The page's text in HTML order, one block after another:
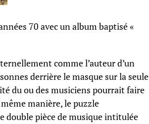
70 avec un album baptisé «
comme l’auteur d’un
derrière le masque sur la seule
du ou des musiciens pourrait faire
manière, le puzzle
double pièce de musique intitulée